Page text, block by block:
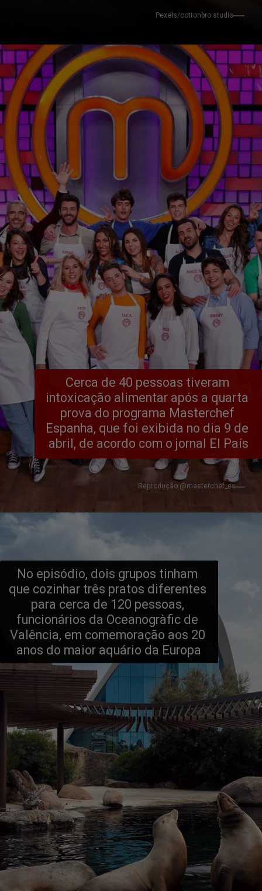
Pexels/cottonbro studio
Cerca de 40 pessoas tiveram
intoxicação alimentar após a quarta
prova do programa Masterchef
Espanha, que foi exibida no dia 9 de
abril, de acordo com o jornal El País
Reprodução @masterchef_es
No episódio, dois grupos tinham
que cozinhar três pratos diferentes
para cerca de 120 pessoas,
funcionários da Oceanogràfic de
Valência, em comemoração aos 20
anos do maior aquário da Europa